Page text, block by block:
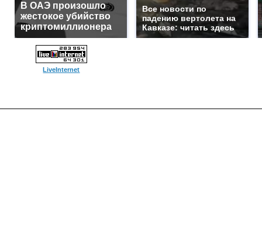
В ОАЭ произошло
жестокое убийство
криптомиллионера
Все новости по
падению вертолета на
Кавказе: читать здесь
LiveInternet